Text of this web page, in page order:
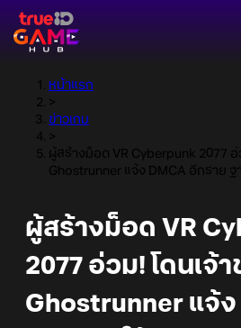
หน้าแรก
>
ข่าวเกม
>
ผู้สร้างม็อด VR Cyberpunk 2077 อ่
Ghostrunner แจ้ง DMCA อีกราย ฐ
ผู้สร้างม็อด VR
2077 อ่วม! โดนเจ้
Ghostrunner แจ้ง